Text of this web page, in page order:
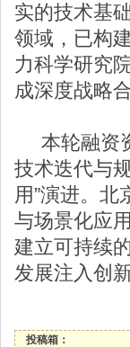
实的技术基
领域，已构
力科学研究
成深度战略
本轮融资资
技术迭代与
用”演进。
与场景化应
建立可持续
发展注入创
投稿箱：